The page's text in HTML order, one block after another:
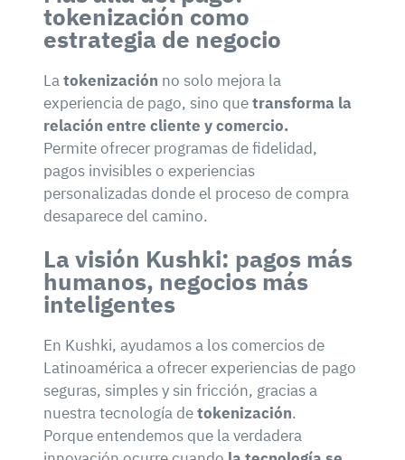
tokenización como
estrategia de negocio
Latokenización no solo mejora la
experiencia de pago, sino quetransforma la
relación entre cliente y comercio.
Permite ofrecer programas de fidelidad,
pagos invisibles o experiencias
personalizadas donde el proceso de compra
desaparece del camino.
La visión Kushki: pagos más
humanos, negocios más
inteligentes
En Kushki, ayudamos a los comercios de
Latinoamérica a ofrecer experiencias de pago
seguras, simples y sin fricción, gracias a
nuestra tecnología detokenización.
Porque entendemos que la verdadera